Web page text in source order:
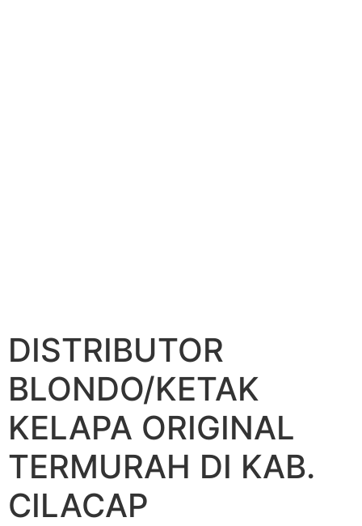
DISTRIBUTOR
BLONDO/KETAK
KELAPA ORIGINAL
TERMURAH DI KAB.
CILACAP